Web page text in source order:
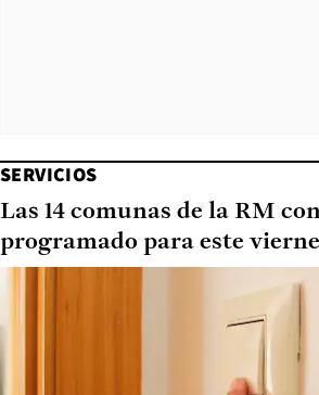
SERVICIOS
Las 14 comunas de la RM
programado para este